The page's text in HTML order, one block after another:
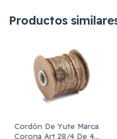
Productos
Cordón De Yute Marca
Corona Art 28/4 De 4